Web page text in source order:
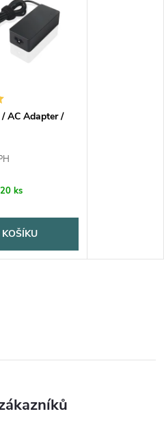
AC Adapter /
ks